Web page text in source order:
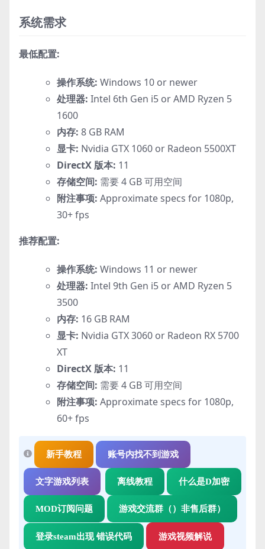
系统需求
最低配置:
操作系统: Windows 10 or newer
处理器: Intel 6th Gen i5 or AMD Ryzen 5
1600
内存: 8 GB RAM
显卡: Nvidia GTX 1060 or Radeon 5500XT
DirectX 版本: 11
存储空间: 需要 4 GB 可用空间
附注事项: Approximate specs for 1080p,
30+ fps
推荐配置:
操作系统: Windows 11 or newer
处理器: Intel 9th Gen i5 or AMD Ryzen 5
3500
内存: 16 GB RAM
显卡: Nvidia GTX 3060 or Radeon RX 5700
XT
DirectX 版本: 11
存储空间: 需要 4 GB 可用空间
附注事项: Approximate specs for 1080p,
60+ fps
新手教程 账号内找不到游戏
文字游戏列表 离线教程 什么是D加密
MOD订阅问题 游戏交流群（）非售后群）
登录steam出现 错误代码 游戏视频解说